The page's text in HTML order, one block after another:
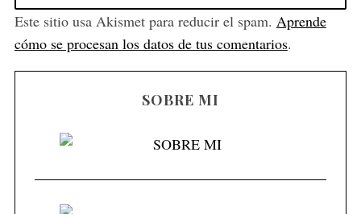
Este sitio usa Akismet para reducir el spam. Aprende
cómo se procesan los datos de tus comentarios.
SOBRE MI